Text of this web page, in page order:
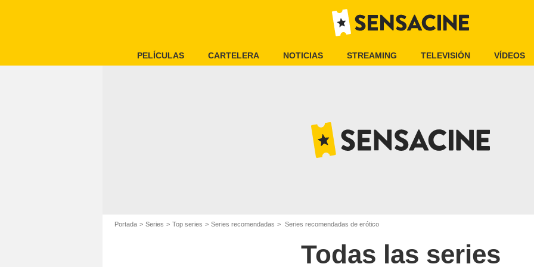
PELÍCULAS CARTELERA NOTICIAS STREAMING TELEVISIÓN VÍDEOS
Portada Series Top series Series recomendadas Series recomendadas de erótico
Todas las series